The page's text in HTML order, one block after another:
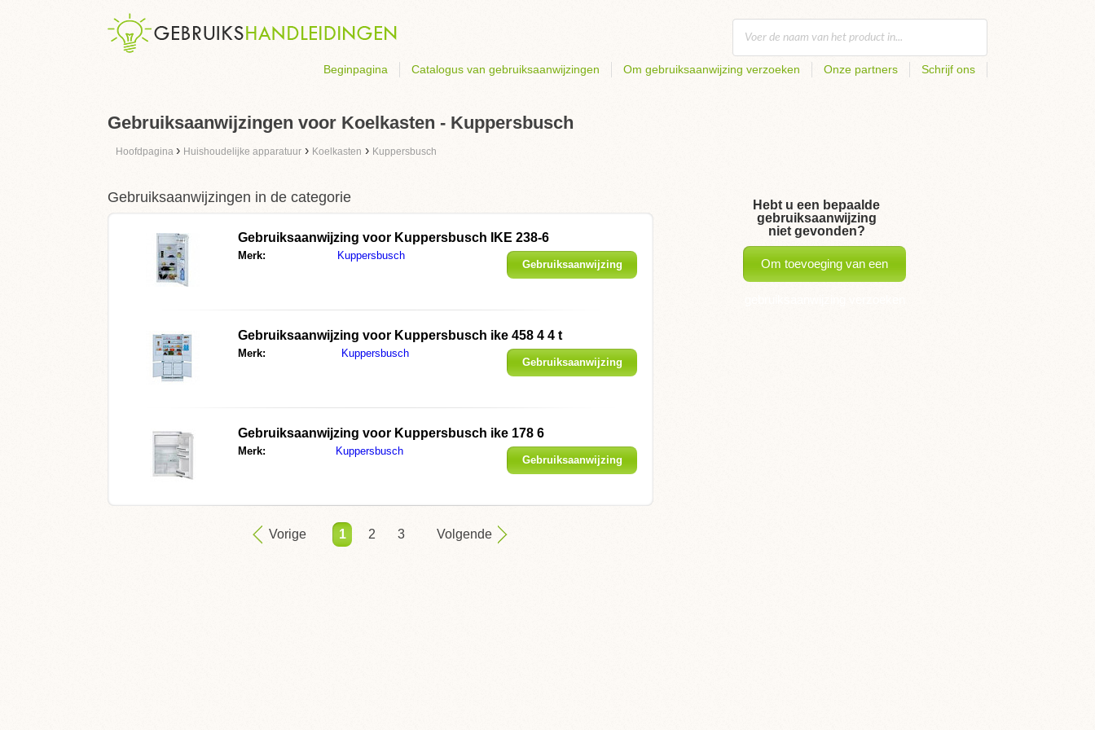
Beginpagina Catalogus van gebruiksaanwijzingen Om gebruiksaanwijzing verzoeken Onze partners Schrijf ons
Gebruiksaanwijzingen voor Koelkasten - Kuppersbusch
Hoofdpagina › Huishoudelijke apparatuur › Koelkasten › Kuppersbusch
Gebruiksaanwijzingen in de categorie
Gebruiksaanwijzing voor Kuppersbusch IKE 238-6
Merk: Kuppersbusch
Gebruiksaanwijzing
Gebruiksaanwijzing voor Kuppersbusch ike 458 4 4 t
Merk: Kuppersbusch
Gebruiksaanwijzing
Gebruiksaanwijzing voor Kuppersbusch ike 178 6
Merk: Kuppersbusch
Gebruiksaanwijzing
Vorige 1 2 3 Volgende
Hebt u een bepaalde
gebruiksaanwijzing
niet gevonden?
Om toevoeging van een